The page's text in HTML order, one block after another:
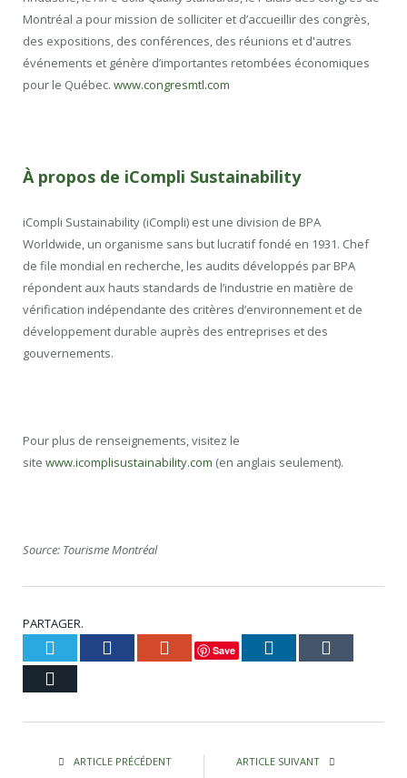
Montréal a pour mission de solliciter et d’accueillir des congrès,
des expositions, des conférences, des réunions et d'autres
événements et génère d’importantes retombées économiques
pour le Québec. www.congresmtl.com
À propos de iCompli Sustainability
iCompli Sustainability (iCompli) est une division de BPA
Worldwide, un organisme sans but lucratif fondé en 1931. Chef
de file mondial en recherche, les audits développés par BPA
répondent aux hauts standards de l’industrie en matière de
vérification indépendante des critères d’environnement et de
développement durable auprès des entreprises et des
gouvernements.
Pour plus de renseignements, visitez le
site www.icomplisustainability.com (en anglais seulement).
Source: Tourisme Montréal
PARTAGER.
Twitter Facebook Google+
Save LinkedIn
ARTICLE PRÉCÉDENT ARTICLE SUIVANT